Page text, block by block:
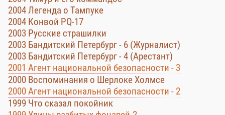
2004 Легенда о Тампуке
2004 Конвой PQ-17
2003 Русские страшилки
2003 Бандитский Петербург - 6 (Журналист)
2003 Бандитский Петербург - 4 (Арестант)
2001 Агент национальной безопасности - 3
2000 Воспоминания о Шерлоке Холмсе
2000 Агент национальной безопасности - 2
1999 Что сказал покойник